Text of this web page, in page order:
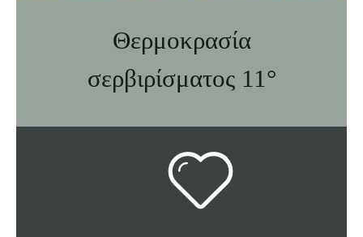
Θερμοκρασία
σερβιρίσματος 11°